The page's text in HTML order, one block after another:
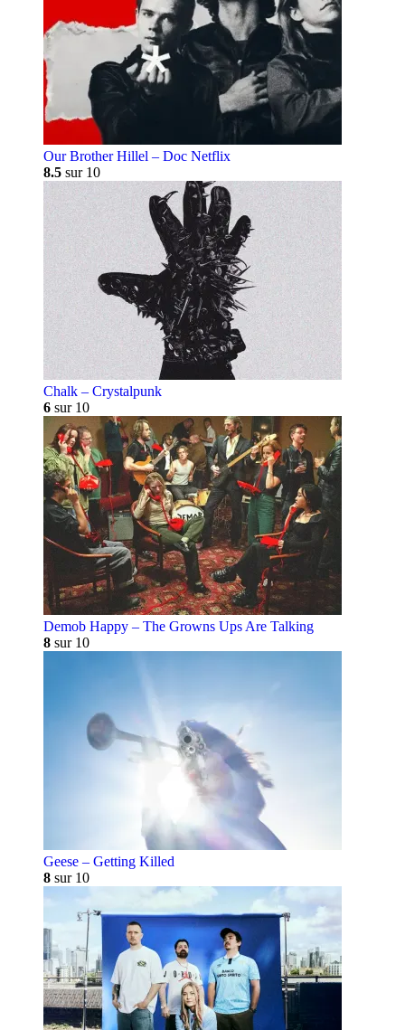
Our Brother Hillel – Doc Netflix
8.5 sur 10
Chalk – Crystalpunk
6 sur 10
Demob Happy – The Growns Ups Are Talking
8 sur 10
Geese – Getting Killed
8 sur 10